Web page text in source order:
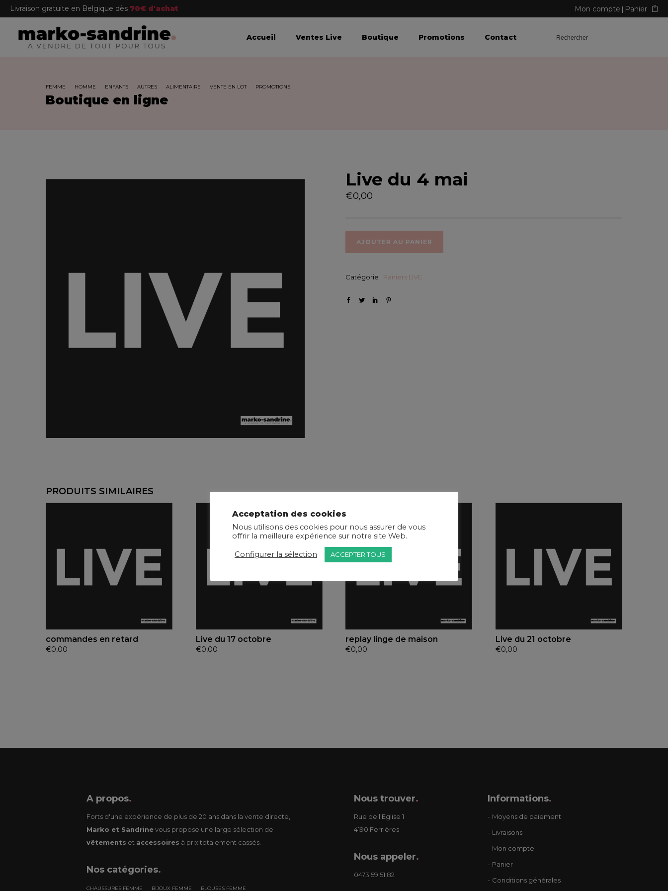
Livraison gratuite en Belgique dès 70€ d'achat Mon compte Panier
Accueil Ventes Live Boutique Promotions Contact
FEMME HOMME ENFANTS AUTRES ALIMENTAIRE VENTE EN LOT PROMOTIONS
Boutique en ligne
Live du 4 mai
€0,00
AJOUTER AU PANIER
Catégorie : Paniers LIVE
PRODUITS SIMILAIRES
commandes en retard
€0,00
Live du 17 octobre
€0,00
replay linge de maison
€0,00
Live du 21 octobre
€0,00
A propos.
Forts d'une expérience de plus de 20 ans dans la vente directe,
Marko et Sandrinevous propose une large sélection de
vêtements et accessoires à prix totalement cassés.
Nos catégories.
CHAUSSURES FEMME BIJOUX FEMME BLOUSES FEMME
Nous trouver.
Rue de l'Eglise 1
4190 Ferrières
Nous appeler.
0473 59 51 82
Informations.
Moyens de paiement
Livraisons
Mon compte
Panier
Conditions générales
Acceptation des cookies
Nous utilisons des cookies pour nous assurer de vous
offrir la meilleure expérience sur notre site Web.
Configurer la sélection ACCEPTER TOUS